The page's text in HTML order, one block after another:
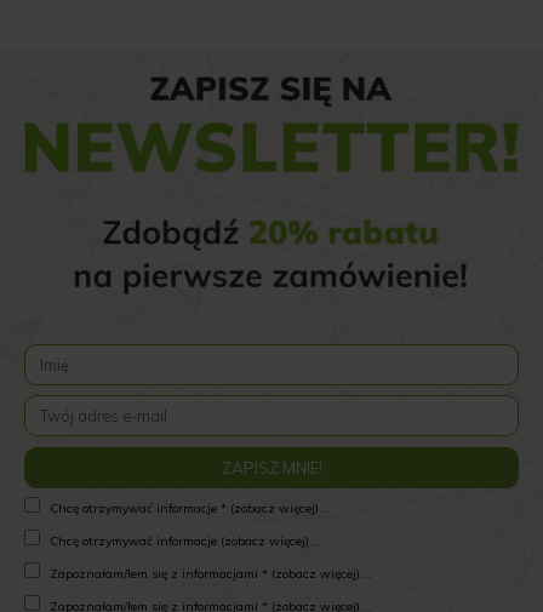
Chcę otrzymywać informacje * (zobacz więcej)...
Chcę otrzymywać informacje (zobacz więcej)...
Zapoznałam/łem się z informacjami * (zobacz więcej)...
Zapoznałam/łem się z informacjami * (zobacz więcej)...